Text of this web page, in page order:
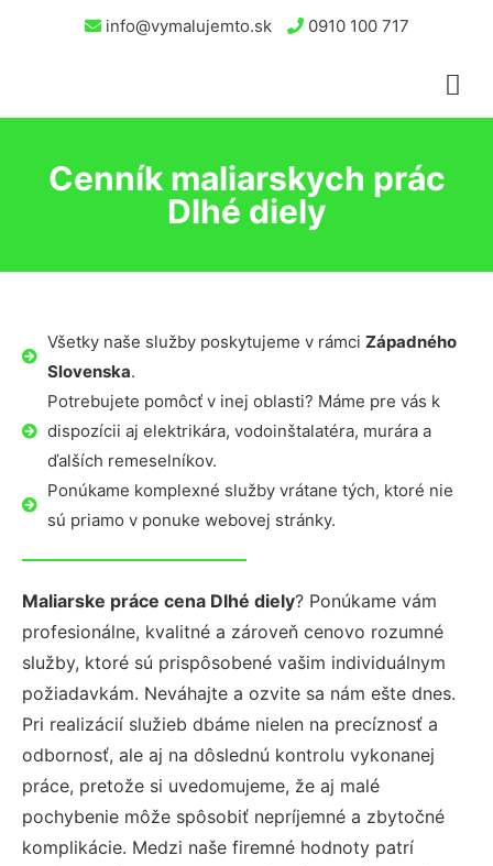
info@vymalujemto.sk 0910 100 717
Cenník maliarskych prác
Dlhé diely
Všetky naše služby poskytujeme v rámci Západného
Slovenska.
Potrebujete pomôcť v inej oblasti? Máme pre vás k
dispozícii aj elektrikára, vodoinštalatéra, murára a
ďalších remeselníkov.
Ponúkame komplexné služby vrátane tých, ktoré nie
sú priamo v ponuke webovej stránky.
Maliarske práce cena Dlhé diely? Ponúkame vám
profesionálne, kvalitné a zároveň cenovo rozumné
služby, ktoré sú prispôsobené vašim individuálnym
požiadavkám. Neváhajte a ozvite sa nám ešte dnes.
Pri realizácií služieb dbáme nielen na precíznosť a
odbornosť, ale aj na dôslednú kontrolu vykonanej
práce, pretože si uvedomujeme, že aj malé
pochybenie môže spôsobiť nepríjemné a zbytočné
komplikácie. Medzi naše firemné hodnoty patrí